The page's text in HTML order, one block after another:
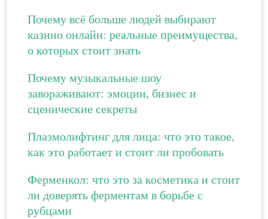
Почему всё больше людей выбирают
казино онлайн: реальные преимущества,
о которых стоит знать
Почему музыкальные шоу
завораживают: эмоции, бизнес и
сценические секреты
Плазмолифтинг для лица: что это такое,
как это работает и стоит ли пробовать
Ферменкол: что это за косметика и стоит
ли доверять ферментам в борьбе с
рубцами